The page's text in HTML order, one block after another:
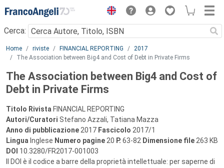
Menu
Cerca:
Main content
Home riviste FINANCIAL REPORTING
2017
The Association between Big4 and Cost of Debt in Private Firms
The Association between Big4 and Cost of
Debt in Private Firms
Titolo Rivista FINANCIAL REPORTING
Autori/Curatori Stefano Azzali, Tatiana Mazza
Anno di pubblicazione 2017 Fascicolo 2017/1
Lingua Inglese Numero pagine 20 P. 63-82 Dimensione file 263 KB
DOI 10.3280/FR2017-001003
Il DOI è il codice a barre della proprietà intellettuale: per saperne di